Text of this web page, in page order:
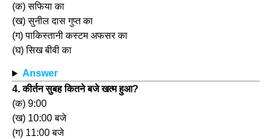
(क) सफिया का
(ख) सुनील दास गुप्त का
(ग) पाकिस्तानी कस्टम अफसर का
(घ) सिख बीवी का
Answer
4. कीर्तन सुबह कितने बजे खत्म हुआ?
(क) 9:00
(ख) 10:00 बजे
(ग) 11:00 बजे